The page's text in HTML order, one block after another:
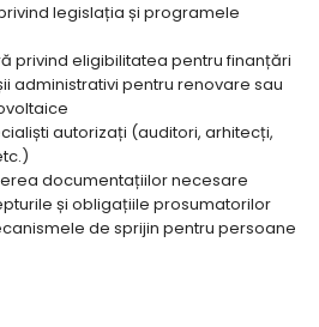
legislația și programele
privind eligibilitatea pentru finanțări
administrativi pentru renovare sau
autorizați (auditori, arhitecți,
documentațiilor necesare
și obligațiile prosumatorilor
de sprijin pentru persoane